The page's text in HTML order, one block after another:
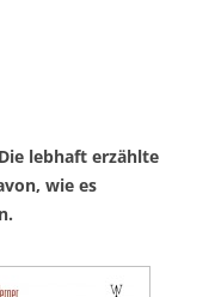
lebhaft erzählte
wie es